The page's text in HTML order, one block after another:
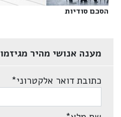
הסכם סודיות‎
מענה אנושי מהיר מגיזמו
כתובת דואר אלקטרוני*